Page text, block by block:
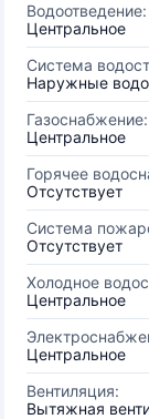
Водоотведение:
Центральное
Система
Наружные
Газоснабжение:
Центральное
Горячее
Отсутствует
Система
Отсутствует
Холодное
Центральное
Центральное
Вентиляция:
Вытяжная